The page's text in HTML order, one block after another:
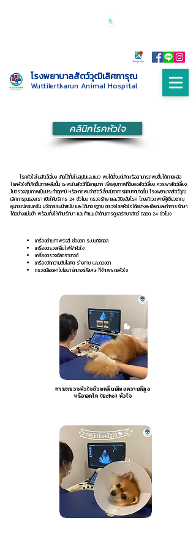
โรงพยาบาลสัตว์วุฒิเลิศการุณ
Wuttilertkarun Animal Hospital
คลินิกโรคหัวใจ
โรคหัวใจในสัตว์เลี้ยง เกิดได้ทั้งในสุนัขและแมว พบได้ตั้งแต่เกิดหรือสามารถพบขึ้นได้ภายหลัง
โรคหัวใจที่เกิดขึ้นภายหลังนั้น จะพบในสัตว์ที่มีอายุมาก เพื่อสุขภาพที่ดีของสัตว์เลี้ยง ควรพาสัตว์เลี้ยง
ไปตรวจสุขภาพเป็นประทำทุกๆปี หรือหากพบว่าสัตว์เลี้ยงมีอาการผิดปกติเกิดขึ้น โรงพยาบาลสัตว์วุฒิ
เลิศการุณของเรา เปิดให้บริการ 24 ชั่วโมง ตรวจรักษาและวินิจฉัยโรค โดยสัตวแพทย์ผู้เชี่ยวชาญ
อุปกรณ์ครบครัน นวัตกรรมนำสมัย และได้มาตรฐาน ตรวจโรคหัวใจได้อย่างละเอียดและทำการรักษา
ได้อย่างแม่นยำ พร้อมทั้งให้คำปรึกษา และคำแนะนำด้านการดูแลรักษาสัตว์ ตลอด 24 ชั่วโมง
เครื่องถ่ายภาพรังสี ช่องอก ระบบดิจิตอล
เครื่องตรวจคลื่นไฟฟ้าหัวใจ
เครื่องตรวจอัลตราซาวด์
เครื่องวัดความดันโลหิต ร่างกาย และดวงตา
ตรวจเลือดหาไบโอมาร์คเกอร์พิเศษ ที่จำเพาะต่อหัวใจ
การตรวจหัวใจด้วยคลื่นเสียงความถี่สูง
หรือเอคโค (Echo) หัวใจ